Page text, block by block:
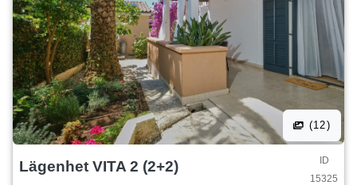
(12)
Lägenhet VITA 2 (2+2)
ID
15325